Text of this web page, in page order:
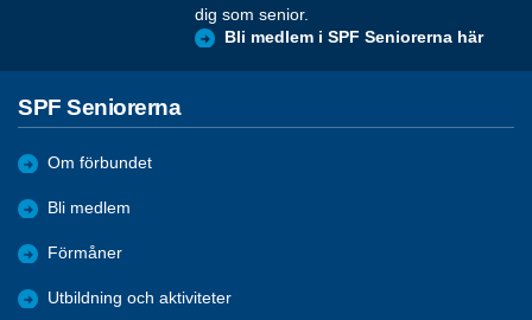
dig som senior.
Bli medlem i SPF Seniorerna här
SPF Seniorerna
Om förbundet
Bli medlem
Förmåner
Utbildning och aktiviteter